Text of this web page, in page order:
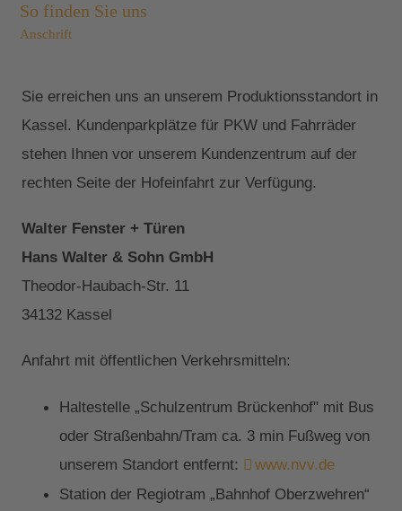
So finden Sie uns
Anschrift
Sie erreichen uns an unserem Produktionsstandort in
Kassel. Kundenparkplätze für PKW und Fahrräder
stehen Ihnen vor unserem Kundenzentrum auf der
rechten Seite der Hofeinfahrt zur Verfügung.
Walter Fenster + Türen
Hans Walter & Sohn GmbH
Theodor-Haubach-Str. 11
34132 Kassel
Anfahrt mit öffentlichen Verkehrsmitteln:
Haltestelle „Schulzentrum Brückenhof" mit Bus
oder Straßenbahn/Tram ca. 3 min Fußweg von
unserem Standort entfernt:
www.nvv.de
Station der Regiotram „Bahnhof Oberzwehren“